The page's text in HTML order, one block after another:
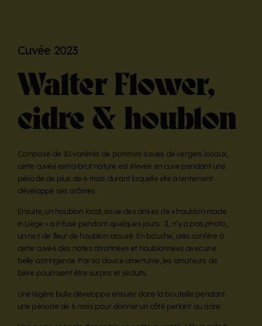
Cuvée 2023
Walter Flower,
cidre & houblon
Composé de 10 variétés de pommes issues de vergers locaux,
cette cuvée extra-brut nature est élevée en cuve pendant une
période de plus de 6 mois durant laquelle elle a lentement
développé ses arômes.
Ensuite, un houblon local, issue des ami.es de « houblon made
in Liège » a infusé pendant quelques jours. IL n’y a pas photo,
un nez de fleur de houblon assuré. En bouche, cela confère à
cette cuvée des notes citronnées et houblonnées avec une
belle astringence. Par sa douce amertume, les amateurs de
bière pourraient être surpris et séduits.
Une légère bulle développe ensuite dans la bouteille pendant
une période de 6 mois pour donner un côté perlant au cidre.